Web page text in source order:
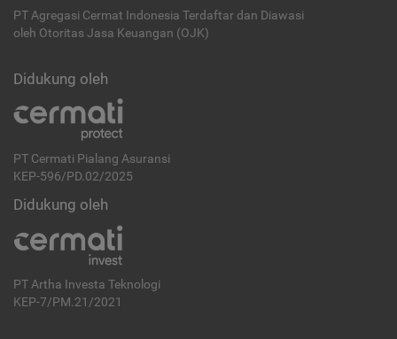
PT Agregasi Cermat Indonesia Terdaftar dan Diawasi
oleh Otoritas Jasa Keuangan (OJK)
Didukung oleh
PT Cermati Pialang Asuransi
KEP-596/PD.02/2025
Didukung oleh
PT Artha Investa Teknologi
KEP-7/PM.21/2021